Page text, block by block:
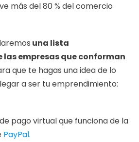
más del 80 % del comercio
una lista
empresas que conforman
que te hagas una idea de lo
a ser tu emprendimiento:
pago virtual que funciona de la
PayPal.